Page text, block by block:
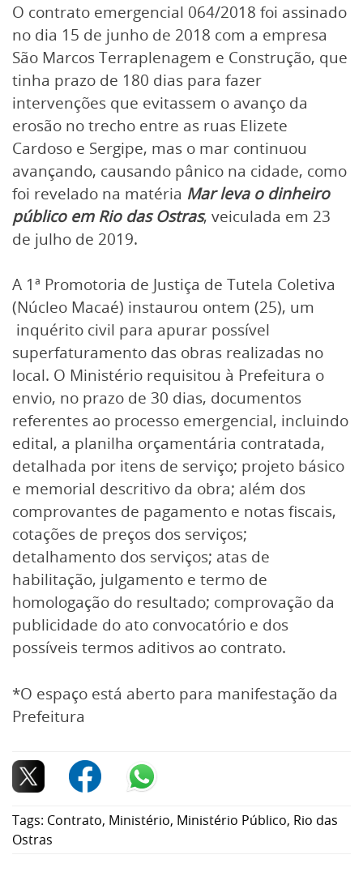
O contrato emergencial 064/2018 foi assinado
no dia 15 de junho de 2018 com a empresa
São Marcos Terraplenagem e Construção, que
tinha prazo de 180 dias para fazer
intervenções que evitassem o avanço da
erosão no trecho entre as ruas Elizete
Cardoso e Sergipe, mas o mar continuou
avançando, causando pânico na cidade, como
foi revelado na matéria Mar leva o dinheiro
público em Rio das Ostras, veiculada em 23
de julho de 2019.
A 1ª Promotoria de Justiça de Tutela Coletiva
(Núcleo Macaé) instaurou ontem (25), um
inquérito civil para apurar possível
superfaturamento das obras realizadas no
local. O Ministério requisitou à Prefeitura o
envio, no prazo de 30 dias, documentos
referentes ao processo emergencial, incluindo
edital, a planilha orçamentária contratada,
detalhada por itens de serviço; projeto básico
e memorial descritivo da obra; além dos
comprovantes de pagamento e notas fiscais,
cotações de preços dos serviços;
detalhamento dos serviços; atas de
habilitação, julgamento e termo de
homologação do resultado; comprovação da
publicidade do ato convocatório e dos
possíveis termos aditivos ao contrato.
*O espaço está aberto para manifestação da
Prefeitura
Tags: Contrato, Ministério, Ministério Público, Rio das
Ostras